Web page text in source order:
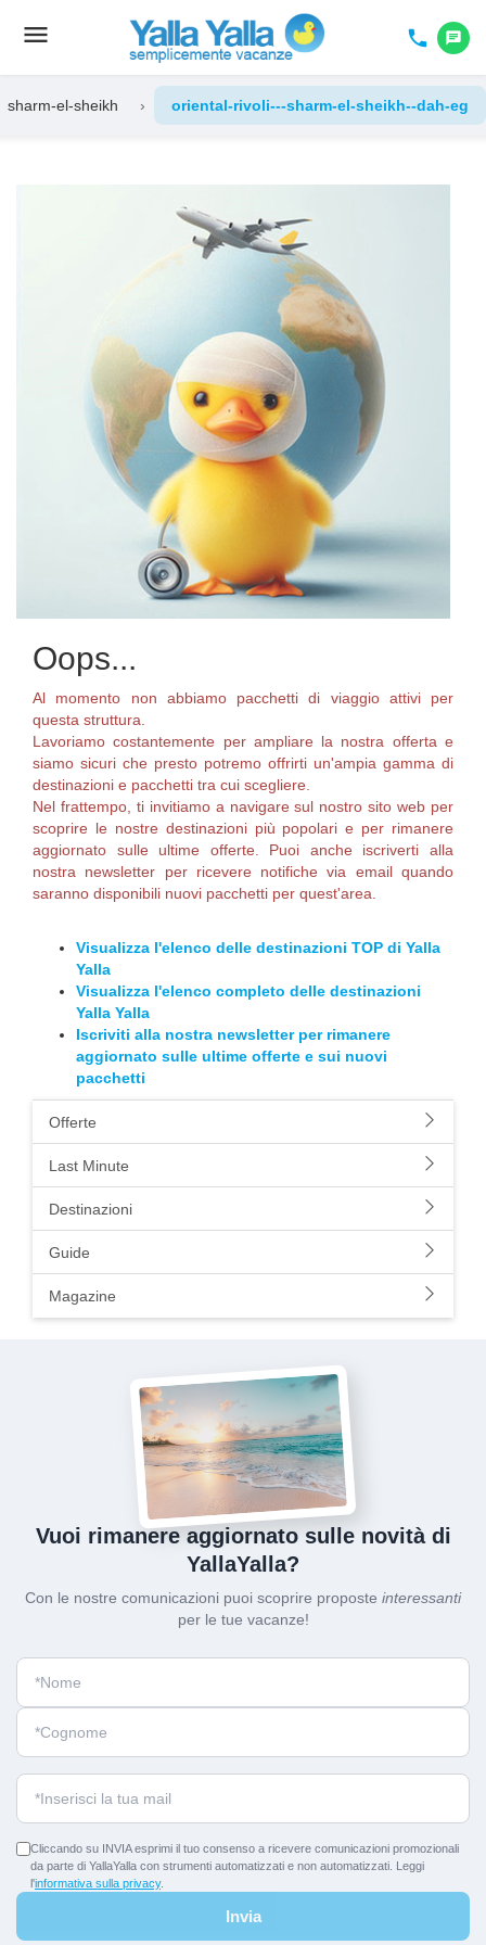
Toggle
menu phone chat
sharm-el-sheikh › oriental-rivoli---sharm-el-sheikh--dah-eg
Oops...
Al momento non abbiamo pacchetti di viaggio attivi per
questa struttura.
Lavoriamo costantemente per ampliare la nostra offerta e
siamo sicuri che presto potremo offrirti un'ampia gamma di
destinazioni e pacchetti tra cui scegliere.
Nel frattempo, ti invitiamo a navigare sul nostro sito web per
scoprire le nostre destinazioni più popolari e per rimanere
aggiornato sulle ultime offerte. Puoi anche iscriverti alla
nostra newsletter per ricevere notifiche via email quando
saranno disponibili nuovi pacchetti per quest'area.
Visualizza l'elenco delle destinazioni TOP di Yalla
Yalla
Visualizza l'elenco completo delle destinazioni
Yalla Yalla
Iscriviti alla nostra newsletter per rimanere
aggiornato sulle ultime offerte e sui nuovi
pacchetti
Offerte
Last Minute
Destinazioni
Guide
Magazine
Vuoi rimanere aggiornato sulle novità di
YallaYalla?
Con le nostre comunicazioni puoi scoprire proposte interessanti
per le tue vacanze!
Cliccando su INVIA esprimi il tuo consenso a ricevere comunicazioni promozionali
da parte di YallaYalla con strumenti automatizzati e non automatizzati. Leggi
l'informativa sulla privacy.
Invia